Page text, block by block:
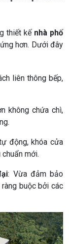
thiết kế nhà phố
hơn. Dưới đây
liên thông bếp,
không chứa chì,
động, khóa cửa
mới.
: Vừa đảm bảo
buộc bởi các